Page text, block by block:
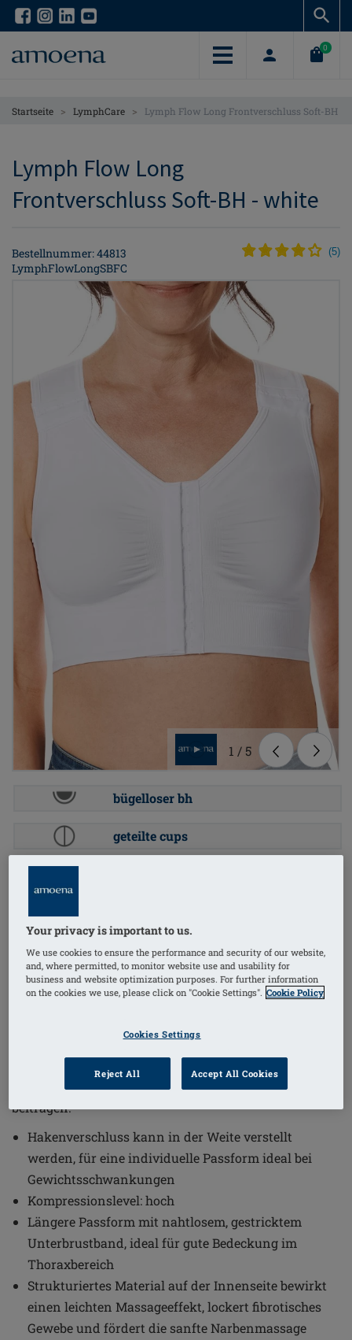
Skip
content
Skip
content
0
Startseite > LymphCare > Lymph Flow Long Frontverschluss Soft-BH
Lymph Flow Long
Frontverschluss Soft-BH - white
Bestellnummer: 44813
LymphFlowLongSBFC
(5)
1 / 5
bügelloser bh
geteilte cups
Bestellnummer: 44813
LymphFlowLongSBFC
Der Lymph Flow Long Frontverschluss Soft-BH
verbindet hohen Tragekomfort mit funktionaler
Kompression und ist speziell auf die Bedürfnisse von
abgestimmt. Dieses Modell überzeugt durch seine
Lymphfluss unterstützen und zur Narbenpflege
beitragen.
Hakenverschluss kann in der Weite verstellt
werden, für eine individuelle Passform ideal bei
Gewichtsschwankungen
Kompressionslevel: hoch
Längere Passform mit nahtlosem, gestricktem
Unterbrustband, ideal für gute Bedeckung im
Thoraxbereich
Strukturiertes Material auf der Innenseite bewirkt
einen leichten Massageeffekt, lockert fibrotisches
Gewebe und fördert die sanfte Narbenmassage
Your privacy is important to us.
We use cookies to ensure the performance and security of our website,
and, where permitted, to monitor website use and usability for
business and website optimization purposes. For further information
on the cookies we use, please click on "Cookie Settings". Cookie Policy
Cookies Settings
Reject All Accept All Cookies